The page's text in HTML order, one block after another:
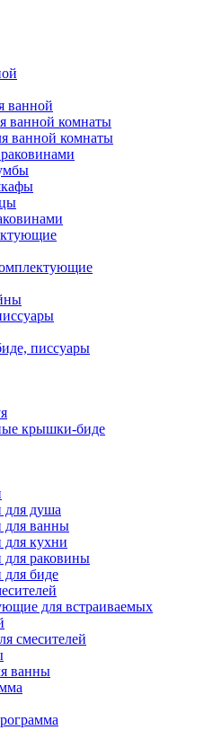
ванной
ванной комнаты
ванной комнаты
писсуары
крышки-биде
для душа
для ванны
для кухни
для раковины
для биде
для встраиваемых
смесителей
ванны